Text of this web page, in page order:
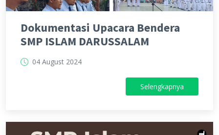
Dokumentasi Upacara Bendera
SMP ISLAM DARUSSALAM
04 August 2024
Selengkapnya